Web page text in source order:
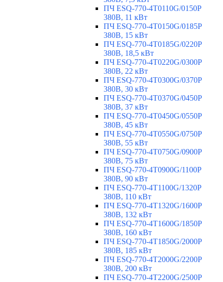
ПЧ ESQ-770-4T0110G/0150P
380В, 11 кВт
ПЧ ESQ-770-4T0150G/0185P
380В, 15 кВт
ПЧ ESQ-770-4T0185G/0220P
380В, 18,5 кВт
ПЧ ESQ-770-4T0220G/0300P
380В, 22 кВт
ПЧ ESQ-770-4T0300G/0370P
380В, 30 кВт
ПЧ ESQ-770-4T0370G/0450P
380В, 37 кВт
ПЧ ESQ-770-4T0450G/0550P
380В, 45 кВт
ПЧ ESQ-770-4T0550G/0750P
380В, 55 кВт
ПЧ ESQ-770-4T0750G/0900P
380В, 75 кВт
ПЧ ESQ-770-4T0900G/1100P
380В, 90 кВт
ПЧ ESQ-770-4T1100G/1320P
380В, 110 кВт
ПЧ ESQ-770-4T1320G/1600P
380В, 132 кВт
ПЧ ESQ-770-4T1600G/1850P
380В, 160 кВт
ПЧ ESQ-770-4T1850G/2000P
380В, 185 кВт
ПЧ ESQ-770-4T2000G/2200P
380В, 200 кВт
ПЧ ESQ-770-4T2200G/2500P